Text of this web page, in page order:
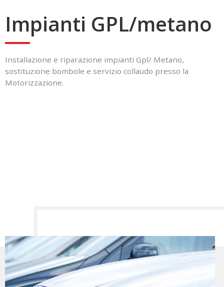
Impianti GPL/metano
Installazione e riparazione impianti Gpl/ Metano,
sostituzione bombole e servizio collaudo presso la
Motorizzazione.